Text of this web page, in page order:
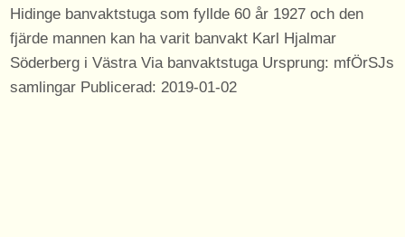
Hidinge banvaktstuga som fyllde 60 år 1927 och den
fjärde mannen kan ha varit banvakt Karl Hjalmar
Söderberg i Västra Via banvaktstuga Ursprung: mfÖrSJs
samlingar Publicerad: 2019-01-02